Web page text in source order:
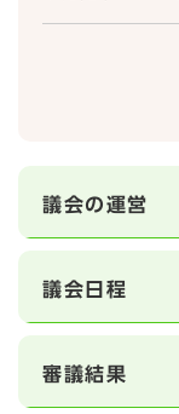
議会の運営
議会日程
審議結果